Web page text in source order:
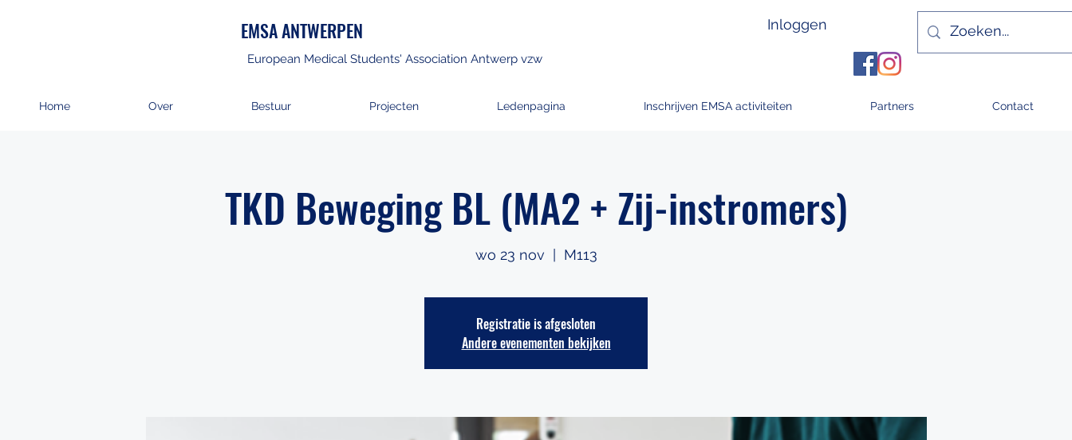
EMSA ANTWERPEN Inloggen
European Medical Students' Association Antwerp vzw
Home Over Bestuur Projecten Ledenpagina Inschrijven EMSA activiteiten Partners Contact
TKD Beweging BL (MA2 + Zij-instromers)
wo 23 nov M113
Registratie is afgesloten
Andere evenementen bekijken